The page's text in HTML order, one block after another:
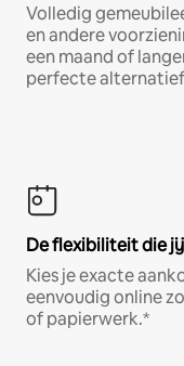
Volledig
en andere
een maand of
perfecte
De flexibiliteit die
Kies je exacte
eenvoudig online
of papierwerk.*